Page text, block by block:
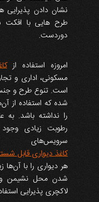
نشان دادن پذیرایی
طرح هایی با
دوردست.
امروزه استفاده از
مسکونی، اداری و
است. تنوع طرح و
شده که استفاده از
را نداشته باشد. به
رطوبت زیادی وجود
سرویس‌های
کاغذ دیواری قابل
هر دیواری را با
شدن محل نشیمن و
لاکچری پذیرایی